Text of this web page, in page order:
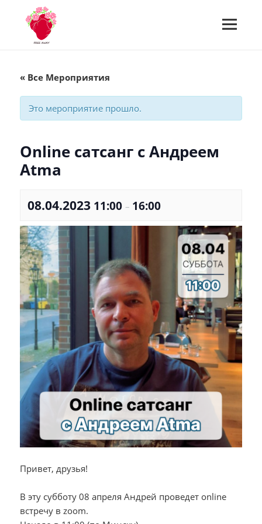
« Все Мероприятия
Это мероприятие прошло.
Online сатсанг с Андреем
Atma
08.04.2023 11:00– 16:00
Привет, друзья!
В эту субботу 08 апреля Андрей проведет online
встречу в zoom.